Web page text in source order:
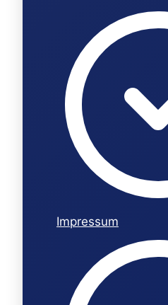
Impressum